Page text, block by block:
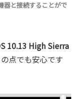
器と接続することがで
10.13 High Sierra
点でも安心です